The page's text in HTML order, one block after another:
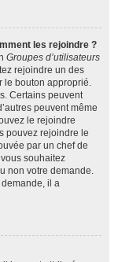
les rejoindre ?
Groupes d’utilisateurs
rejoindre un des
le bouton approprié.
Certains peuvent
peuvent même
le rejoindre
pouvez rejoindre le
par un chef de
souhaitez
non votre demande.
demande, il a